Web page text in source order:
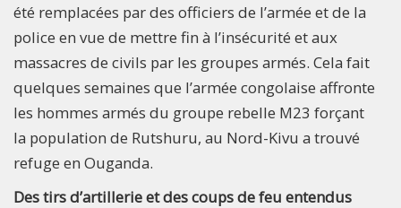
été remplacées par des officiers de l’armée et de la
police en vue de mettre fin à l’insécurité et aux
massacres de civils par les groupes armés. Cela fait
quelques semaines que l’armée congolaise affronte
les hommes armés du groupe rebelle M23 forçant
la population de Rutshuru, au Nord-Kivu a trouvé
refuge en Ouganda.
Des tirs d’artillerie et des coups de feu entendus